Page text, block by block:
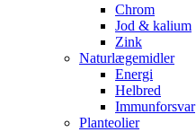
Chrom
Jod & kalium
Zink
Naturlægemidler
Energi
Helbred
Immunforsvar
Planteolier